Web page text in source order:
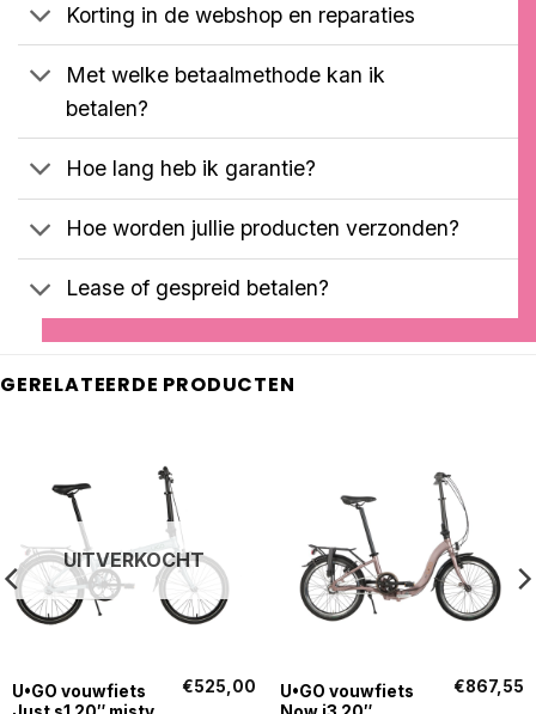
klantbeoordelingen
Korting in de webshop en reparaties
Met welke betaalmethode kan ik
betalen?
Hoe lang heb ik garantie?
Hoe worden jullie producten verzonden?
Lease of gespreid betalen?
GERELATEERDE PRODUCTEN
UITVERKOCHT
U•GO vouwfiets
€525,00
U•GO vouwfiets
€867,55